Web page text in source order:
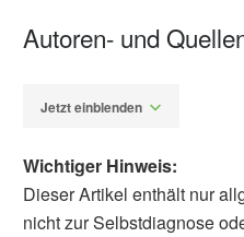
Autoren- und
Jetzt einblenden
Wichtiger Hinweis:
Dieser Artikel enthält nur
nicht zur Selbstdiagnose